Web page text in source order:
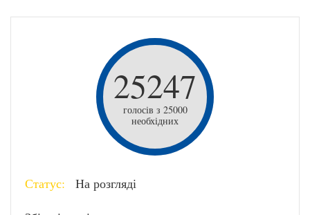
25247
голосів з 25000
необхідних
Статус: На розгляді